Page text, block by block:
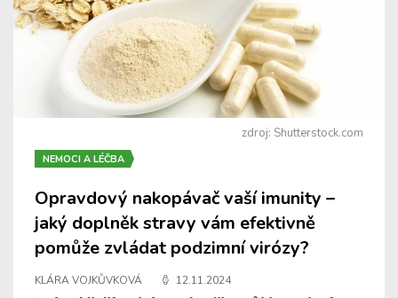
zdroj: Shutterstock.com
NEMOCI A LÉČBA
Opravdový nakopávač vaší imunity –
jaký doplněk stravy vám efektivně
pomůže zvládat podzimní virózy?
KLÁRA VOJKŮVKOVÁ 12.11.2024